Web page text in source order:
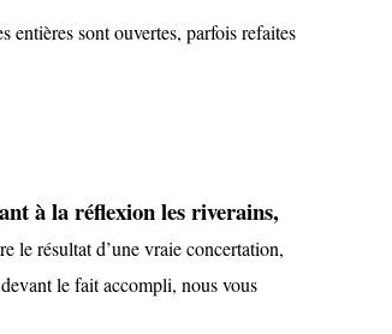
entières sont ouvertes, parfois refaites
à la réflexion les riverains,
le résultat d’une vraie concertation,
le fait accompli, nous vous